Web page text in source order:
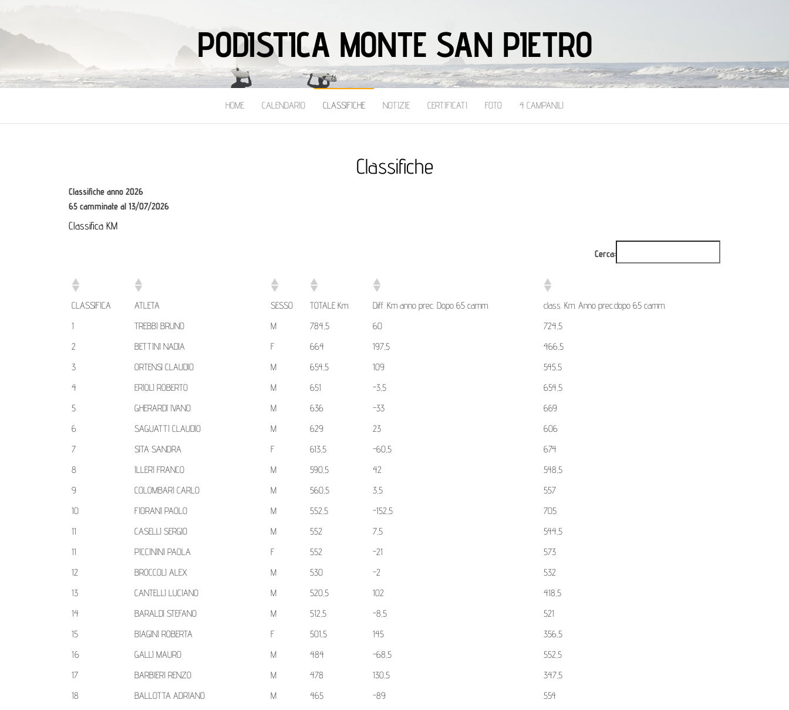
PODISTICA MONTE SAN PIETRO
HOME CALENDARIO CLASSIFICHE NOTIZIE CERTIFICATI FOTO 4 CAMPANILI
Classifiche
Classifiche anno 2026
65 camminate al 13/07/2026
Classifica KM
Cerca:
CLASSIFICA ATLETA SESSO TOTALE Km. Diff. Km anno prec. Dopo 65 camm.
class. Km. Anno prec.dopo 65 camm.
1
TREBBI BRUNO M 784,5 60
724,5
2
BETTINI NADIA F 664 197,5
466,5
3
ORTENSI CLAUDIO M 654,5 109
545,5
4
ERIOLI ROBERTO M 651 -3,5
654,5
5
GHERARDI IVANO M 636 -33
669
6
SAGUATTI CLAUDIO M 629 23
606
7
SITA SANDRA F 613,5 -60,5
674
8
ILLERI FRANCO M 590,5 42
548,5
9
COLOMBARI CARLO M 560,5 3,5
557
10
FIORANI PAOLO M 552,5 -152,5
705
11
CASELLI SERGIO M 552 7,5
544,5
11
PICCININI PAOLA F 552 -21
573
12
BROCCOLI ALEX M 530 -2
532
13
CANTELLI LUCIANO M 520,5 102
418,5
14
BARALDI STEFANO M 512,5 -8,5
521
15
BIAGINI ROBERTA F 501,5 145
356,5
16
GALLI MAURO M 484 -68,5
552,5
17
BARBIERI RENZO M 478 130,5
347,5
18
BALLOTTA ADRIANO M 465 -89
554